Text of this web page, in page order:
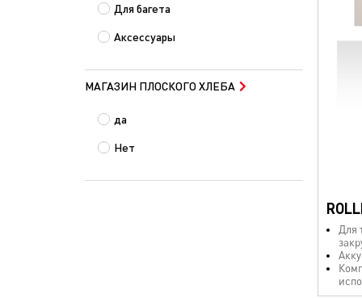
Для багета
Аксессуары
МАГАЗИН ПЛОСКОГО ХЛЕБА
да
Нет
Для